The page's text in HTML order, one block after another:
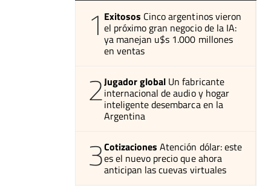
1 Exitosos Cinco argentinos vieron
el próximo gran negocio de la IA:
ya manejan u$s 1.000 millones
en ventas
2Jugador global Un fabricante
internacional de audio y hogar
inteligente desembarca en la
Argentina
3Cotizaciones Atención dólar: este
es el nuevo precio que ahora
anticipan las cuevas virtuales